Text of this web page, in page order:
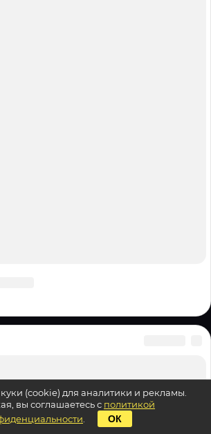
(cookie) для аналитики и рекламы.
вы соглашаетесь с политикой
ОК